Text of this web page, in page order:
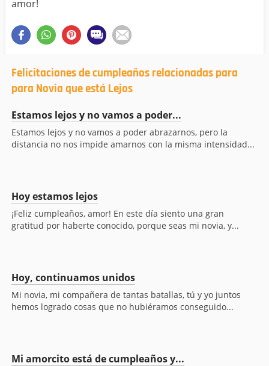
amor!
Felicitaciones de cumpleaños relacionadas para
para Novia que está Lejos
Estamos lejos y no vamos a poder...
Estamos lejos y no vamos a poder abrazarnos, pero la
distancia no nos impide amarnos con la misma intensidad...
Hoy estamos lejos
¡Feliz cumpleaños, amor! En este día siento una gran
gratitud por haberte conocido, porque seas mi novia, y...
Hoy, continuamos unidos
Mi novia, mi compañera de tantas batallas, tú y yo juntos
hemos logrado cosas que no hubiéramos conseguido...
Mi amorcito está de cumpleaños y...